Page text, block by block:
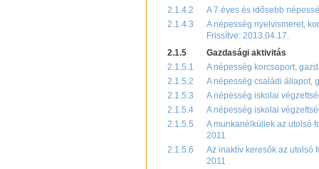
2.1.4.2
A 7 éves és idősebb
2.1.4.3
A népesség nyelvismeret,
Frissítve: 2013.04.17.
2.1.5
Gazdasági aktivitás
2.1.5.1
A népesség korcsoport,
2.1.5.2
A népesség családi állapot,
2.1.5.3
A népesség iskolai
2.1.5.4
A népesség iskolai
2.1.5.5
A munkanélküliek az utolsó
2011
2.1.5.6
Az inaktív keresők az utolsó
2011